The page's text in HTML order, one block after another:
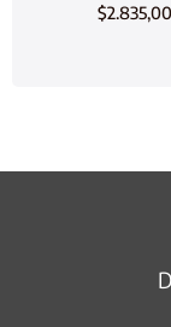
$2.835,00